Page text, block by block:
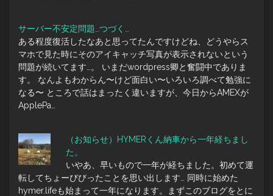
サーバー不安定問題…つづく…
ある程度復活したなあと思ってたんですけどね、どうやらス
マホで見た時にそのアイキャッチ写真が表示されないという
問題が続いてます…。 いまだwordpress卿と奮闘中でありま
す。 なんよもわからん〜けど面白い〜いろいろ調べて勉強に
なる〜 ところで話はまったく違いますが、今日からAMEXが
ApplePa…
（お知らせ）HYMERくん納車から一年経ちまし
た。
いやあ、早いもので一年が経ちました。初めて運
転してちょーびびったことを思い出します… 同時に始めた
hymer.lifeも始まって一年になります。まずこのブログをとに